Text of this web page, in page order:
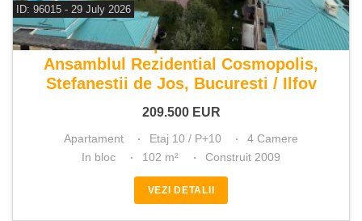
ID: 96015 - 29 July 2026
De vanzare apartament 4 camere
Ansamblul Rezidential Cosmopolis,
Stefanestii de Jos, Bucuresti / Ilfov
209.500 EUR
Apartament Etaj 10 / P+10
4 Camere
In bloc
102 m² Construit 2009
VEZI DETALII